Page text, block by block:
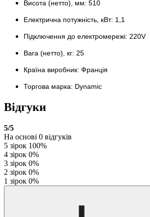
Висота (нетто), мм: 510
Електрична потужність, кВт: 1,1
Підключення до електромережі: 220V
Вага (нетто), кг: 25
Країна виробник: Франція
Торгова марка: Dynamic
Відгуки
5/5
На основі 0 відгуків
5 зірок 100%
4 зірок 0%
3 зірок 0%
2 зірок 0%
1 зірок 0%